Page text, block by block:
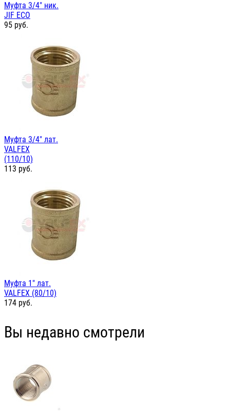
Муфта 3/4" ник.
JIF ЕСО
95 руб.
Муфта 3/4" лат.
VALFEX
(110/10)
113 руб.
Муфта 1" лат.
VALFEX (80/10)
174 руб.
Вы недавно смотрели